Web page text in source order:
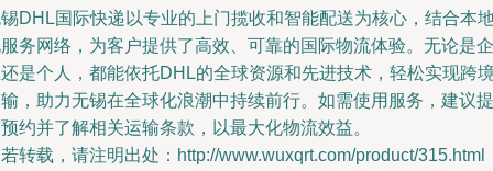
DHL国际快递以专业的上门揽收和智能配送为核心，结合本
务网络，为客户提供了高效、可靠的国际物流体验。无论是企
是个人，都能依托DHL的全球资源和先进技术，轻松实现跨
，助力无锡在全球化浪潮中持续前行。如需使用服务，建议提
约并了解相关运输条款，以最大化物流效益。
转载，请注明出处：http://www.wuxqrt.com/product/315.html